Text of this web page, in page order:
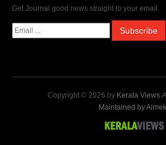
Get Journal good news straight to your email.
Copyright © 2026 by Kerala Views
Maintained by